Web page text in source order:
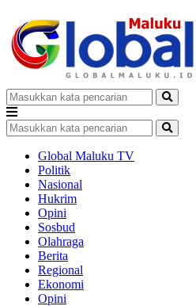
Global Maluku TV
Politik
Nasional
Hukrim
Opini
Sosbud
Olahraga
Berita
Regional
Ekonomi
Opini